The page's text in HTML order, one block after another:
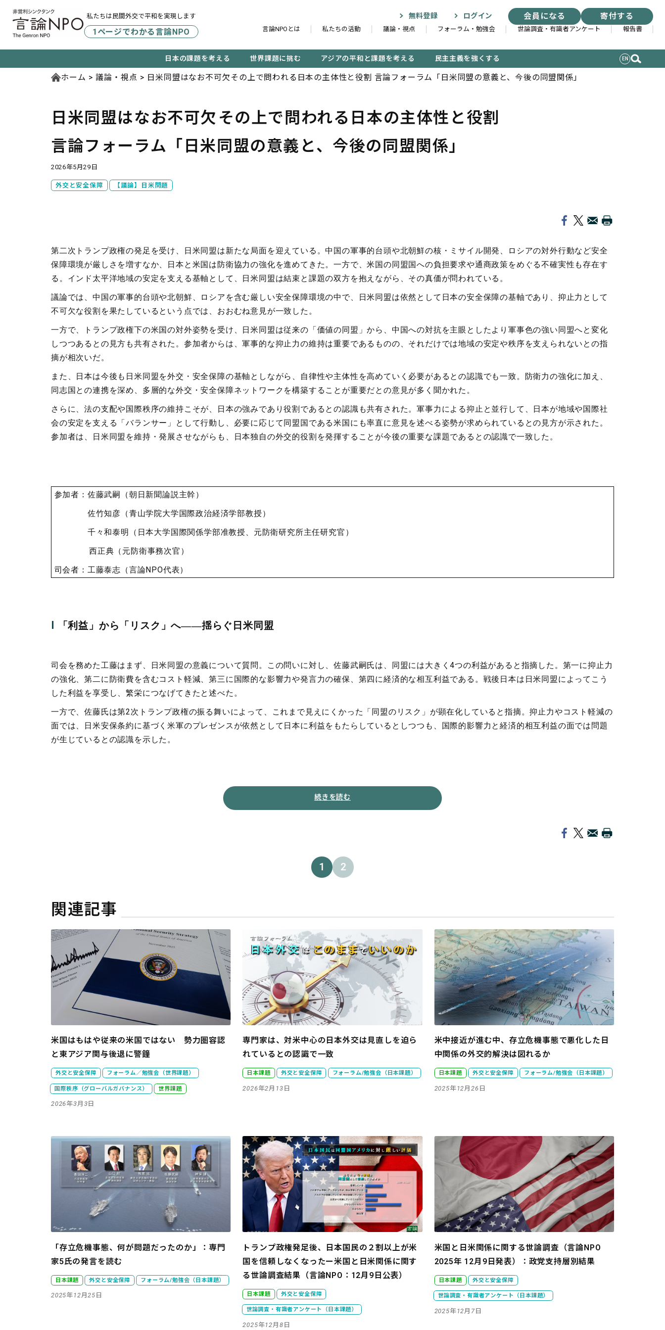
私たちは民間外交で平和を実現します
1ページでわかる言論NPO
無料登録 ログイン 会員になる 寄付する
言論NPOとは 私たちの活動 議論・視点 フォーラム・勉強会 世論調査・有識者アンケート 報告書
日本の課題を考える 世界課題に挑む アジアの平和と課題を考える 民主主義を強くする EN
記事検索する
検索
ホーム 議論・視点 日米同盟はなお不可欠――その上で問われる日本の主体性と役割 言論フォーラム「日米同盟の意義と、今後の同盟関係」
日米同盟はなお不可欠――その上で問われる日本の主体性と役割
言論フォーラム「日米同盟の意義と、今後の同盟関係」
2026年5月29日
外交と安全保障 【議論】日米問題
第二次トランプ政権の発足を受け、日米同盟は新たな局面を迎えている。中国の軍事的台頭や北朝鮮の核・ミサイル開発、ロシアの対外行動など安全
保障環境が厳しさを増すなか、日本と米国は防衛協力の強化を進めてきた。一方で、米国の同盟国への負担要求や通商政策をめぐる不確実性も存在す
る。インド太平洋地域の安定を支える基軸として、日米同盟は結束と課題の双方を抱えながら、その真価が問われている。
議論では、中国の軍事的台頭や北朝鮮、ロシアを含む厳しい安全保障環境の中で、日米同盟は依然として日本の安全保障の基軸であり、抑止力として
不可欠な役割を果たしているという点では、おおむね意見が一致した。
一方で、トランプ政権下の米国の対外姿勢を受け、日米同盟は従来の「価値の同盟」から、中国への対抗を主眼としたより軍事色の強い同盟へと変化
しつつあるとの見方も共有された。参加者からは、軍事的な抑止力の維持は重要であるものの、それだけでは地域の安定や秩序を支えられないとの指
摘が相次いだ。
また、日本は今後も日米同盟を外交・安全保障の基軸としながら、自律性や主体性を高めていく必要があるとの認識でも一致。防衛力の強化に加え、
同志国との連携を深め、多層的な外交・安全保障ネットワークを構築することが重要だとの意見が多く聞かれた。
さらに、法の支配や国際秩序の維持こそが、日本の強みであり役割であるとの認識も共有された。軍事力による抑止と並行して、日本が地域や国際社
会の安定を支える「バランサー」として行動し、必要に応じて同盟国である米国にも率直に意見を述べる姿勢が求められているとの見方が示された。
参加者は、日米同盟を維持・発展させながらも、日本独自の外交的役割を発揮することが今後の重要な課題であるとの認識で一致した。
参加者：佐藤武嗣（朝日新聞論説主幹）
佐竹知彦（青山学院大学国際政治経済学部教授）
千々和泰明（日本大学国際関係学部准教授、元防衛研究所主任研究官）
西正典（元防衛事務次官）
司会者：工藤泰志（言論NPO代表）
「利益」から「リスク」へ――揺らぐ日米同盟
司会を務めた工藤はまず、日米同盟の意義について質問。この問いに対し、佐藤武嗣氏は、同盟には大きく4つの利益があると指摘した。第一に抑止力
の強化、第二に防衛費を含むコスト軽減、第三に国際的な影響力や発言力の確保、第四に経済的な相互利益である。戦後日本は日米同盟によってこう
した利益を享受し、繁栄につなげてきたと述べた。
一方で、佐藤氏は第2次トランプ政権の振る舞いによって、これまで見えにくかった「同盟のリスク」が顕在化していると指摘。抑止力やコスト軽減の
面では、日米安保条約に基づく米軍のプレゼンスが依然として日本に利益をもたらしているとしつつも、国際的影響力と経済的相互利益の面では問題
が生じているとの認識を示した。
続きを読む
1 2
関連記事
米国はもはや従来の米国ではない 勢力圏容認
と東アジア関与後退に警鐘
外交と安全保障 フォーラム／勉強会（世界課題）
国際秩序（グローバルガバナンス） 世界課題
2026年3月3日
専門家は、対米中心の日本外交は見直しを迫ら
れているとの認識で一致
日本課題 外交と安全保障 フォーラム/勉強会（日本課題）
2026年2月13日
米中接近が進む中、存立危機事態で悪化した日
中関係の外交的解決は図れるか
日本課題 外交と安全保障 フォーラム/勉強会（日本課題）
2025年12月26日
「存立危機事態、何が問題だったのか」：専門
家5氏の発言を読む
日本課題 外交と安全保障 フォーラム/勉強会（日本課題）
2025年12月25日
トランプ政権発足後、日本国民の２割以上が米
国を信頼しなくなったー米国と日米関係に関す
る世論調査結果（言論NPO：12月9日公表）
日本課題 外交と安全保障
世論調査・有識者アンケート（日本課題）
2025年12月8日
米国と日米関係に関する世論調査（言論NPO
2025年 12月9日発表）：政党支持層別結果
日本課題 外交と安全保障
世論調査・有識者アンケート（日本課題）
2025年12月7日